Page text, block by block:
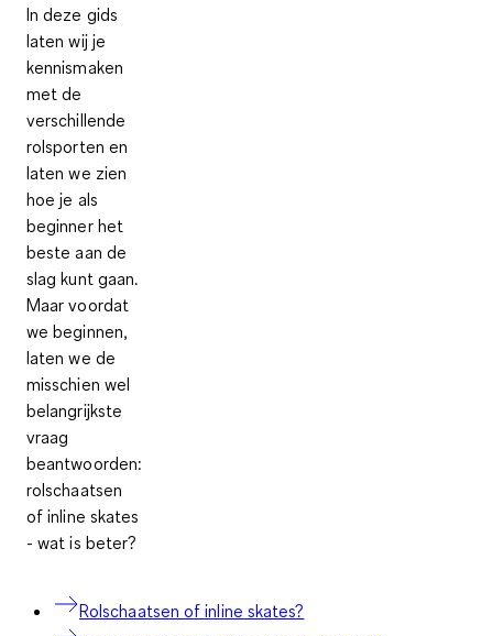
In deze gids
laten wij je
kennismaken
met de
verschillende
rolsporten en
laten we zien
hoe je als
beginner het
beste aan de
slag kunt gaan.
Maar voordat
we beginnen,
laten we de
misschien wel
belangrijkste
vraag
beantwoorden:
rolschaatsen
of inline skates
- wat is beter?
Rolschaatsen of inline skates?